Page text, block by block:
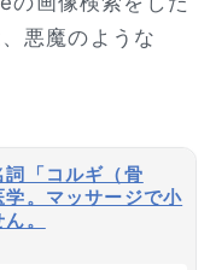
悪魔のような
「コルギ（骨
。マッサージで小
。